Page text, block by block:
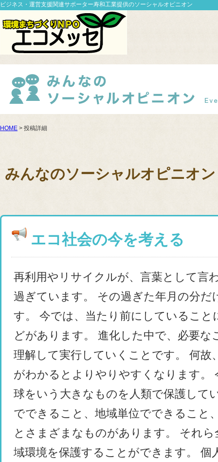
ビジネス・運営支援関連サポーター寿和工業提供のソーシャルオピニオン
HOME > 投稿詳細
みんなのソーシャルオピニオン
エコ社会の今を考える
再利用やリサイクルが、言葉として言
過ぎています。 その過ぎた年月の分だ
す。 今では、当たり前にしているこ
どがあります。 進化した中で、必要な
理解して実行していくことです。 何故
がわかるとよりやりやすくなります。
球をいう大きなものを人類で保護して
でできること、地域単位でできること
とさまざまなものがあります。 それ
域環境を保護することができます。 個